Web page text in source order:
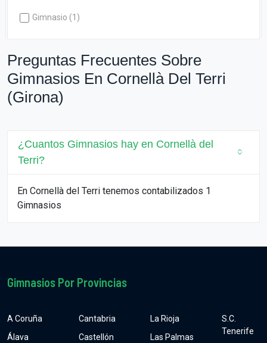
Gimnasio (1)
Preguntas Frecuentes Sobre
Gimnasios En Cornellà Del Terri
(Girona)
¿Cuantos Gimnasios hay en Cornellà del
Terri?
En Cornellà del Terri tenemos contabilizados 1
Gimnasios
Gimnasios Por Provincias
A Coruña
Álava
Cantabria
Castellón
La Rioja
Las Palmas
S.C.
Tenerife